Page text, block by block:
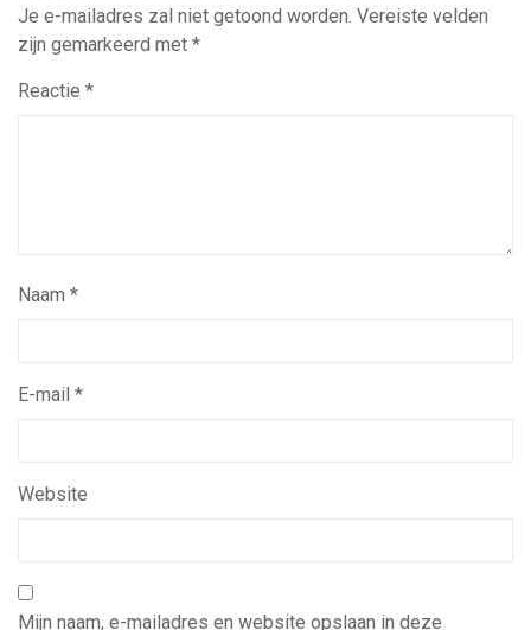
Je e-mailadres zal niet getoond worden. Vereiste velden
zijn gemarkeerd met *
Reactie *
Naam *
E-mail *
Website
Mijn naam, e-mailadres en website opslaan in deze